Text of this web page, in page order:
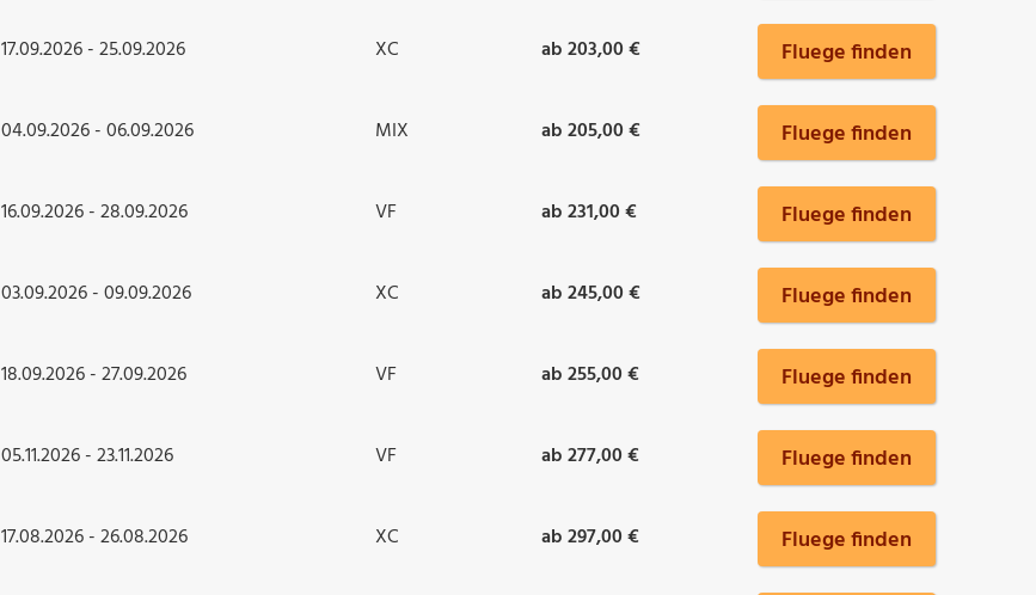
17.09.2026 - 25.09.2026 XC ab 203,00 € Fluege finden
04.09.2026 - 06.09.2026 MIX ab 205,00 € Fluege finden
16.09.2026 - 28.09.2026 VF ab 231,00 € Fluege finden
03.09.2026 - 09.09.2026 XC ab 245,00 € Fluege finden
18.09.2026 - 27.09.2026 VF ab 255,00 € Fluege finden
05.11.2026 - 23.11.2026 VF ab 277,00 € Fluege finden
17.08.2026 - 26.08.2026 XC ab 297,00 € Fluege finden